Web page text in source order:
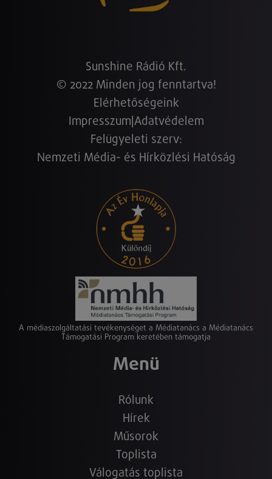
Sunshine Rádió Kft.
© 2022 Minden jog fenntartva!
Elérhetőségeink
Impresszum Adatvédelem
Felügyeleti szerv:
Nemzeti Média- és Hírközlési Hatóság
A médiaszolgáltatási tevékenységet a Médiatanács a Médiatanács
Támogatási Program keretében támogatja
Menü
Rólunk
Hírek
Műsorok
Toplista
Válogatás toplista